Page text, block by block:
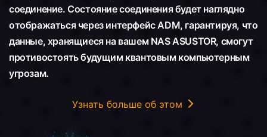
соединение. Состояние соединения будет наглядно
отображаться через интерфейс ADM, гарантируя, что
данные, хранящиеся на вашем NAS ASUSTOR, смогут
противостоять будущим квантовым компьютерным
угрозам.
Узнать больше об этом